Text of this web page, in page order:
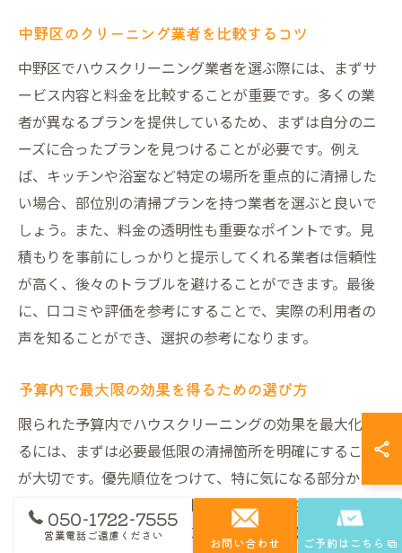
中野区のクリーニング業者を比較するコツ
中野区でハウスクリーニング業者を選ぶ際には、まずサ
ービス内容と料金を比較することが重要です。多くの業
者が異なるプランを提供しているため、まずは自分のニ
ーズに合ったプランを見つけることが必要です。例え
ば、キッチンや浴室など特定の場所を重点的に清掃した
い場合、部位別の清掃プランを持つ業者を選ぶと良いで
しょう。また、料金の透明性も重要なポイントです。見
積もりを事前にしっかりと提示してくれる業者は信頼性
が高く、後々のトラブルを避けることができます。最後
に、口コミや評価を参考にすることで、実際の利用者の
声を知ることができ、選択の参考になります。
予算内で最大限の効果を得るための選び方
限られた予算内でハウスクリーニングの効果を最大化す
るには、まずは必要最低限の清掃箇所を明確にすること
が大切です。優先順位をつけて、特に気になる部分から
依頼することで、コストを抑えつつ効果的な清掃が可能
です。さらに、定期利用のプランを活用することで、単
050-1722-7555
営業電話ご遠慮ください お問い合わせ ご予約はこちら